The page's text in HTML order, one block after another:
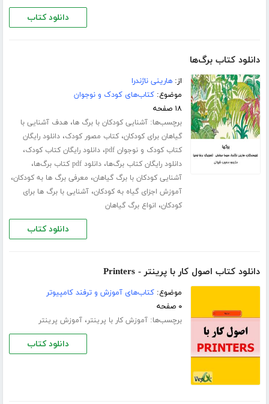
دانلود کتاب
دانلود کتاب برگ‌ها
از:هارینی ناژندرا
موضوع:کتاب‌های کودک و نوجوان
۱۸ صفحه
برچسب‌ها:آشنایی کودکان با برگ ها،هدف آشنایی با
گیاهان برای کودکان،کتاب مصور کودک،دانلود رایگان
کتاب کودک و نوجوان pdf
،دانلود رایگان کتاب کودک،
دانلود رایگان کتاب برگ‌ها،دانلود pdf کتاب برگ‌ها ،
آشنایی کودکان با برگ گیاهان، معرفی برگ ها به کودکان،
آموزش اجزای گیاه به کودکان،آشنایی با برگ ها برای
کودکان، انواع برگ گیاهان
دانلود کتاب
دانلود کتاب اصول کار با پرینتر - Printers
موضوع:کتاب‌های آموزش و ترفند کامپیوتر
۰ صفحه
برچسب‌ها:آموزش کار با پرینتر،آموزش پرینتر
دانلود کتاب